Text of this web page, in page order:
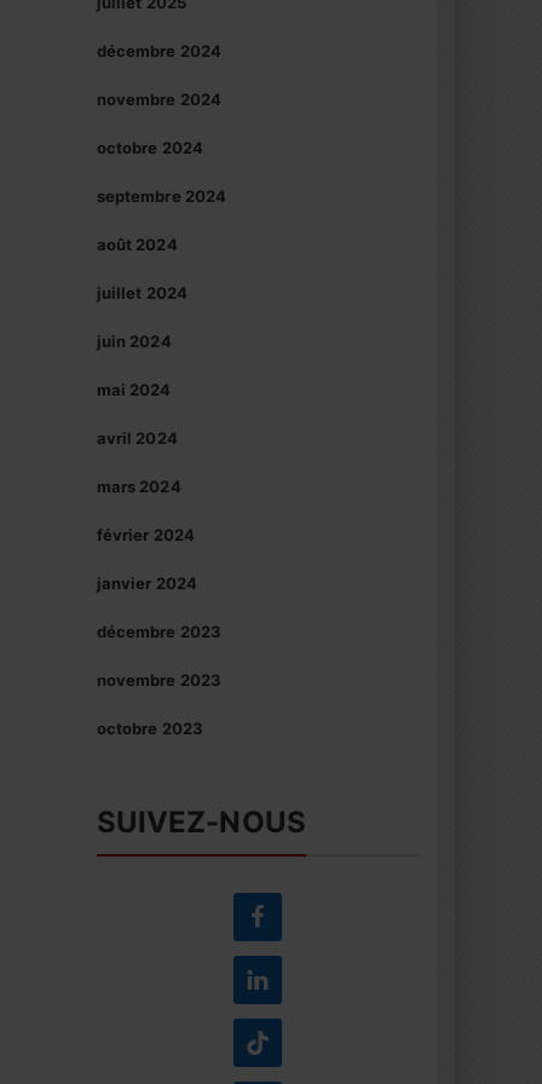
décembre 2024
novembre 2024
octobre 2024
septembre 2024
août 2024
juillet 2024
juin 2024
mai 2024
avril 2024
mars 2024
février 2024
janvier 2024
décembre 2023
novembre 2023
octobre 2023
SUIVEZ-NOUS